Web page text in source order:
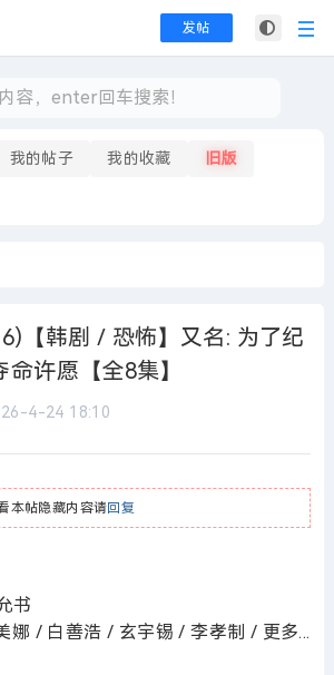
发帖
我的帖子 我的收藏 旧版
【韩剧 / 恐怖】又名: 为了纪
许愿【全8集】
4-24 18:10
本帖隐藏内容请回复
书
娜 / 白善浩 / 玄宇锡 / 李孝制 / 更多...